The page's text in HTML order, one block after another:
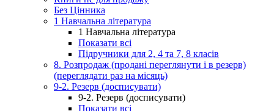
Без Цінника
1 Навчальна література
1 Навчальна література
Показати всі
Підручники для 2, 4 та 7, 8 класів
8. Розпродаж (продані переглянути і в резерв)
(переглядати раз на місяць)
9-2. Резерв (досписувати)
9-2. Резерв (досписувати)
Показати всі